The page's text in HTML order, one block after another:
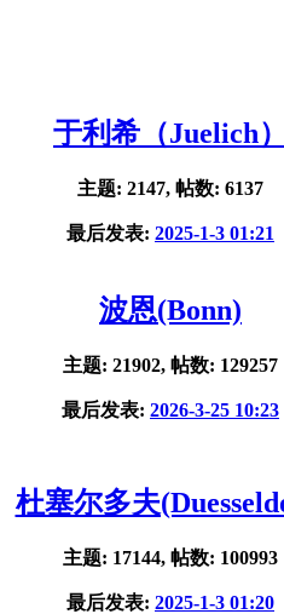
于利希（Juelich）
主题: 2147, 帖数: 6137
最后发表: 2025-1-3 01:21
波恩(Bonn)
主题: 21902, 帖数: 129257
最后发表: 2026-3-25 10:23
杜塞尔多夫
主题: 17144, 帖数: 100993
最后发表: 2025-1-3 01:20